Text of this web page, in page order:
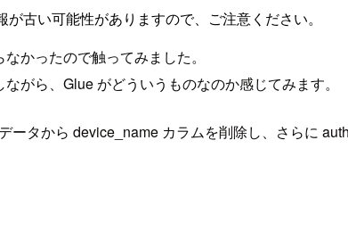
古い可能性がありますので、ご注意ください。
かったので触ってみました。
がら、Glue がどういうものなのか感じてみます。
タから device_name カラムを削除し、さらに